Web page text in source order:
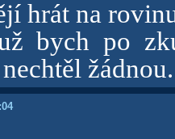
hrát na
bych po
žádnou.